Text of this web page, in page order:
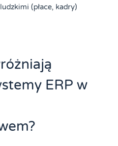
(płace, kadry)
ERP w